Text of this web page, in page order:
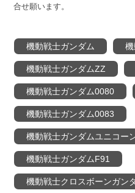
合せ願います。
機動戦士ガンダム
機動戦士ガンダムΖΖ
機動戦士ガンダム0080
機動戦士ガンダム0083
機動戦士ガンダムユニコー
機動戦士ガンダムF91
機動戦士クロスボーンガン